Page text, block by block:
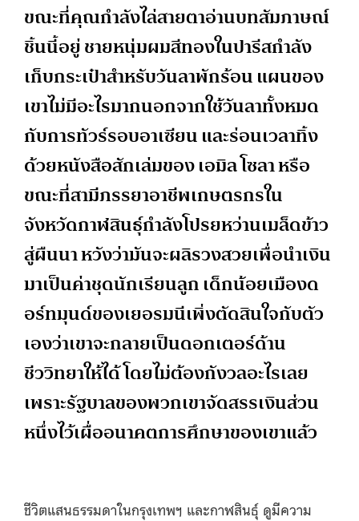
ขณะที่คุณกำลังไล่สายตาอ่านบทสัมภาษณ์
ชิ้นนี้อยู่ ชายหนุ่มผมสีทองในปารีสกำลัง
เก็บกระเป๋าสำหรับวันลาพักร้อน แผนของ
เขาไม่มีอะไรมากนอกจากใช้วันลาทั้งหมด
กับการทัวร์รอบอาเซียน และร่อนเวลาทิ้ง
ด้วยหนังสือสักเล่มของ เอมิล โซลา หรือ
ขณะที่สามีภรรยาอาชีพเกษตรกรใน
จังหวัดกาฬสินธุ์กำลังโปรยหว่านเมล็ดข้าว
สู่ผืนนา หวังว่ามันจะผลิรวงสวยเพื่อนำเงิน
มาเป็นค่าชุดนักเรียนลูก เด็กน้อยเมืองด
อร์ทมุนด์ของเยอรมนีเพิ่งตัดสินใจกับตัว
เองว่าเขาจะกลายเป็นดอกเตอร์ด้าน
ชีววิทยาให้ได้ โดยไม่ต้องกังวลอะไรเลย
เพราะรัฐบาลของพวกเขาจัดสรรเงินส่วน
หนึ่งไว้เผื่ออนาคตการศึกษาของเขาแล้ว
ชีวิตแสนธรรมดาในกรุงเทพฯ และกาฬสินธุ์ ดูมีความ